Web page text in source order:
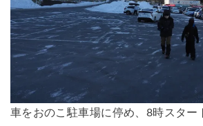
車をおのこ駐車場に停め、8時スター